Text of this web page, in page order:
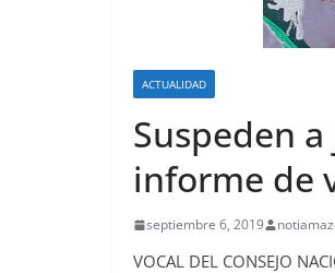
ACTUALIDAD
Suspeden
informe de
septiembre 6, 2019
VOCAL DEL CONSEJO